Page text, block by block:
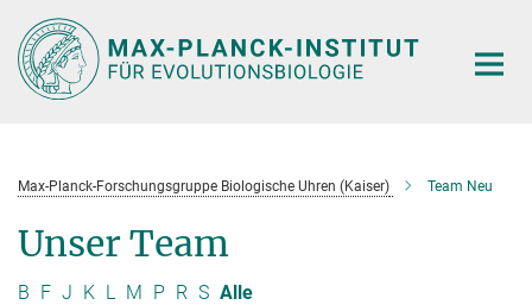
Hauptinhalt
Max-Planck-Forschungsgruppe Biologische Uhren (Kaiser) Team Neu
Unser Team
B F J K L M P R S Alle